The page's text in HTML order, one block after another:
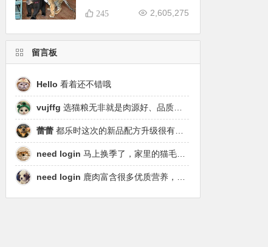
好朋友
2,605,275
245
留言板
Hello 看着还不错哦
vujffg 选猫粮无非就是肉源好、品质好、工艺好，都乐时磷虾鹿肉烘焙粮真的可以闭眼冲了！
蕾蕾 都乐时这次的新品配方升级很有针对性，从原料溯源到营养配比都踩中了当下高端市场的需求点，期待后续的区域代理政策。
need login 马上换季了，家里的猫毛又要多起来了……太需要像都乐时这种28天就能改善毛发的产品！
need login 鹿肉富含很多优质营养，磷虾油对毛发改善也很明显，都乐时太懂铲屎官想要什么了